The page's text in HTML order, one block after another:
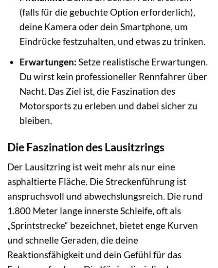
(falls für die gebuchte Option erforderlich),
deine Kamera oder dein Smartphone, um
Eindrücke festzuhalten, und etwas zu trinken.
Erwartungen: Setze realistische Erwartungen.
Du wirst kein professioneller Rennfahrer über
Nacht. Das Ziel ist, die Faszination des
Motorsports zu erleben und dabei sicher zu
bleiben.
Die Faszination des Lausitzrings
Der Lausitzring ist weit mehr als nur eine
asphaltierte Fläche. Die Streckenführung ist
anspruchsvoll und abwechslungsreich. Die rund
1.800 Meter lange innerste Schleife, oft als
„Sprintstrecke“ bezeichnet, bietet enge Kurven
und schnelle Geraden, die deine
Reaktionsfähigkeit und dein Gefühl für das